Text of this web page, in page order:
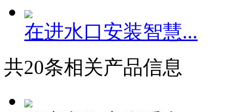
在进水口安装智慧...
共20条相关产品信息